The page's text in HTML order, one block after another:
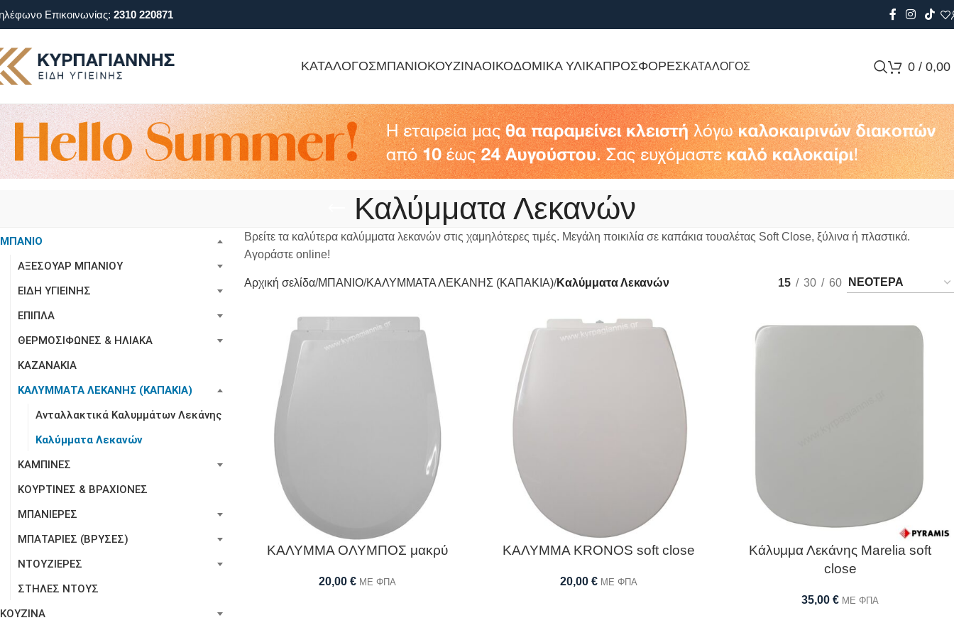
Επικοινωνίας: 2310 220871
ΚΑΤΑΛΟΓΟΣΜΠΑΝΙΟΚΟΥΖΙΝΑΟΙΚΟΔΟΜΙΚΑ ΥΛΙΚΑΠΡΟΣΦΟΡΕΣΚΑΤΑΛΟΓΟΣ 0 / 0,00
Καλύμματα Λεκανών
ΜΠΑΝΙΟ
ΑΞΕΣΟΥΑΡ ΜΠΑΝΙΟΥ
ΕΙΔΗ ΥΓΙΕΙΝΗΣ
ΕΠΙΠΛΑ
ΘΕΡΜΟΣΙΦΩΝΕΣ & ΗΛΙΑΚΑ
ΚΑΖΑΝΑΚΙΑ
ΚΑΛΥΜΜΑΤΑ ΛΕΚΑΝΗΣ (ΚΑΠΑΚΙΑ)
Ανταλλακτικά Καλυμμάτων Λεκάνης
Καλύμματα Λεκανών
ΚΑΜΠΙΝΕΣ
ΚΟΥΡΤΙΝΕΣ & ΒΡΑΧΙΟΝΕΣ
ΜΠΑΝΙΕΡΕΣ
ΜΠΑΤΑΡΙΕΣ (ΒΡΥΣΕΣ)
ΝΤΟΥΖΙΕΡΕΣ
ΣΤΗΛΕΣ ΝΤΟΥΣ
ΚΟΥΖΙΝΑ
Βρείτε τα καλύτερα καλύμματα λεκανών στις χαμηλότερες τιμές. Μεγάλη ποικιλία σε καπάκια τουαλέτας Soft Close, ξύλινα ή πλαστικά.
Αγοράστε online!
Αρχική σελίδα ΜΠΑΝΙΟ ΚΑΛΥΜΜΑΤΑ ΛΕΚΑΝΗΣ (ΚΑΠΑΚΙΑ) Καλύμματα Λεκανών 15 30 60
ΚΑΛΥΜΜΑ ΟΛΥΜΠΟΣ μακρύ
20,00€ ΜΕ ΦΠΑ
ΚΑΛΥΜΜΑ KRONOS soft close
20,00€ ΜΕ ΦΠΑ
Κάλυμμα Λεκάνης Marelia soft
close
35,00€ ΜΕ ΦΠΑ